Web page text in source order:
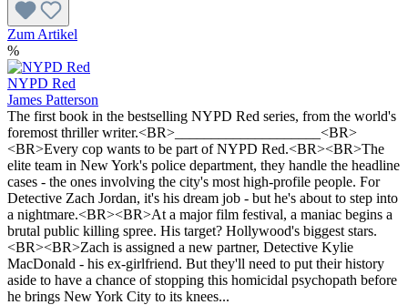
Zum Artikel
%
NYPD Red
James Patterson
The first book in the bestselling NYPD Red series, from the world's
foremost thriller writer.<BR>____________________<BR>
<BR>Every cop wants to be part of NYPD Red.<BR><BR>The
elite team in New York's police department, they handle the headline
cases - the ones involving the city's most high-profile people. For
Detective Zach Jordan, it's his dream job - but he's about to step into
a nightmare.<BR><BR>At a major film festival, a maniac begins a
brutal public killing spree. His target? Hollywood's biggest stars.
<BR><BR>Zach is assigned a new partner, Detective Kylie
MacDonald - his ex-girlfriend. But they'll need to put their history
aside to have a chance of stopping this homicidal psychopath before
he brings New York City to its knees...